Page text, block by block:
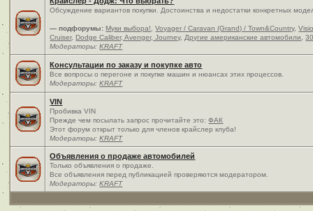
Обсуждение вариантов покупки. Достоинства и недостатки конкретных
— подфорумы: Муки выбора! ,Voyager / Caravan (Grand) / Town&Country,
Cruiser, Dodge Caliber, Avenger, Journey, Другие американские автомобили ,
Модераторы:KRAFT
Консультации по заказу и покупке авто
Все вопросы о перегоне и покупке машин и нюансах этих процессов.
Модераторы:KRAFT
VIN
Пробивка VIN
Прежде чем посылать запрос прочитайте это:ФАК
Этот форум открыт только для членов крайслер клуба!
Модераторы:KRAFT
Объявления о продаже автомобилей
Только объявления о продаже.
Все объявления перед публикацией проверяются модератором.
Модераторы:KRAFT